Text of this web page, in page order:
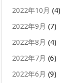
2022年10月 (4)
2022年9月 (7)
2022年8月 (4)
2022年7月 (6)
2022年6月 (9)